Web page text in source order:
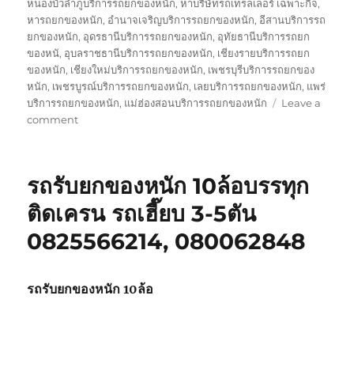
หนองบัวลำภูบริการรถยกของหนัก,หาบริษัทรถเทรลเลอร์ เฉพาะกิจ,
หารถยกของหนัก, อำนาจเจริญบริการรถยกของหนัก, อีสานบริการรถ
ยกของหนัก, อุดรธานีบริการรถยกของหนัก, อุทัยธานีบริการรถยก
ของหนั, อุบลราชธานีบริการรถยกของหนัก, เชียงรายบริการรถยก
ของหนัก, เชียงใหม่บริการรถยกของหนัก, เพชรบุรีบริการรถยกของ
หนัก, เพชรบูรณ์บริการรถยกของหนัก, เลยบริการรถยกของหนัก, แพร่
บริการรถยกของหนัก, แม่ฮ่องสอนบริการรถยกของหนัก
Leave a
commenton
เลอ
รถ
เฉพาะ
กิจ
ขนส่ง
รถรับยกของหนัก 10ล้อบรรทุก
ติดเครน รถเฮี๊ยบ 3-5ตัน
0825566214, 080062848
รถรับยกของหนัก 10ล้อ